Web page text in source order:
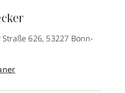
626, 53227 Bonn-